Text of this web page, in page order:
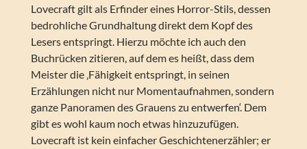
Lovecraft gilt als Erfinder eines Horror-Stils, dessen
bedrohliche Grundhaltung direkt dem Kopf des
Lesers entspringt. Hierzu möchte ich auch den
Buchrücken zitieren, auf dem es heißt, dass dem
Meister die ‚Fähigkeit entspringt, in seinen
Erzählungen nicht nur Momentaufnahmen, sondern
ganze Panoramen des Grauens zu entwerfen‘. Dem
gibt es wohl kaum noch etwas hinzuzufügen.
Lovecraft ist kein einfacher Geschichtenerzähler; er